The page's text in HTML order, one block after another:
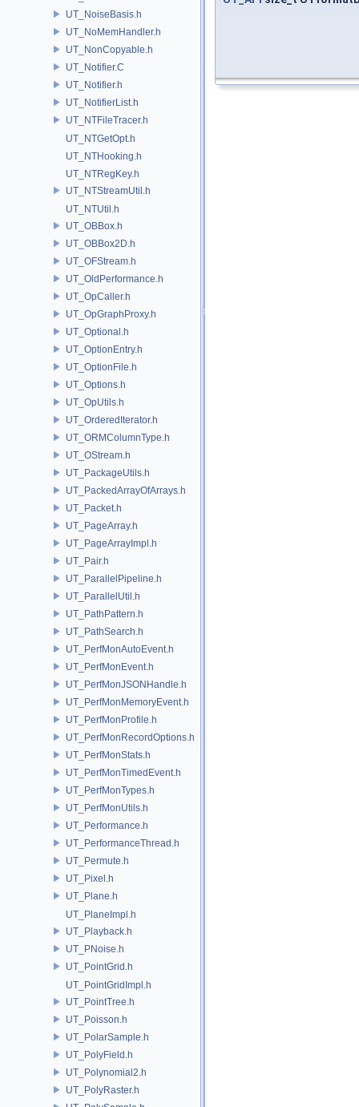
UT_NoiseBasis.h
UT_NoMemHandler.h
UT_NonCopyable.h
UT_Notifier.C
UT_Notifier.h
UT_NotifierList.h
UT_NTFileTracer.h
UT_NTGetOpt.h
UT_NTHooking.h
UT_NTRegKey.h
UT_NTStreamUtil.h
UT_NTUtil.h
UT_OBBox.h
UT_OBBox2D.h
UT_OFStream.h
UT_OldPerformance.h
UT_OpCaller.h
UT_OpGraphProxy.h
UT_Optional.h
UT_OptionEntry.h
UT_OptionFile.h
UT_Options.h
UT_OpUtils.h
UT_OrderedIterator.h
UT_ORMColumnType.h
UT_OStream.h
UT_PackageUtils.h
UT_PackedArrayOfArrays.h
UT_Packet.h
UT_PageArray.h
UT_PageArrayImpl.h
UT_Pair.h
UT_ParallelPipeline.h
UT_ParallelUtil.h
UT_PathPattern.h
UT_PathSearch.h
UT_PerfMonAutoEvent.h
UT_PerfMonEvent.h
UT_PerfMonJSONHandle.h
UT_PerfMonMemoryEvent.h
UT_PerfMonProfile.h
UT_PerfMonRecordOptions.h
UT_PerfMonStats.h
UT_PerfMonTimedEvent.h
UT_PerfMonTypes.h
UT_PerfMonUtils.h
UT_Performance.h
UT_PerformanceThread.h
UT_Permute.h
UT_Pixel.h
UT_Plane.h
UT_PlaneImpl.h
UT_Playback.h
UT_PNoise.h
UT_PointGrid.h
UT_PointGridImpl.h
UT_PointTree.h
UT_Poisson.h
UT_PolarSample.h
UT_PolyField.h
UT_Polynomial2.h
UT_PolyRaster.h